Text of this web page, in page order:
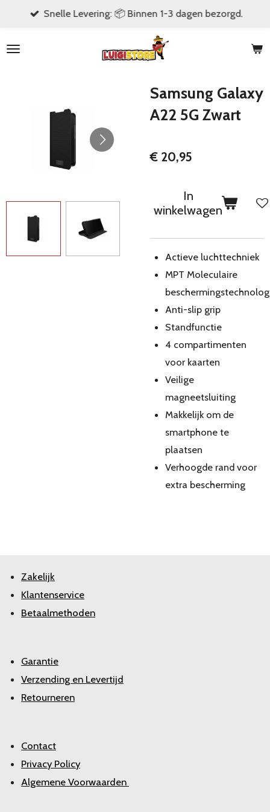
naar
Snelle Levering: 📦 Binnen 1-3 dagen bezorgd.
Samsung Galaxy
A22 5G Zwart
€ 20,95
In
winkelwagen
Actieve luchttechniek
MPT Moleculaire
Anti-slip grip
Standfunctie
4 compartimenten
voor kaarten
Veilige
magneetsluiting
Makkelijk om de
smartphone te
plaatsen
Verhoogde rand voor
extra bescherming
Zakelijk
Klantenservice
Betaalmethoden
Garantie
Verzending en Levertijd
Retourneren
Contact
Privacy Policy
Algemene Voorwaarden